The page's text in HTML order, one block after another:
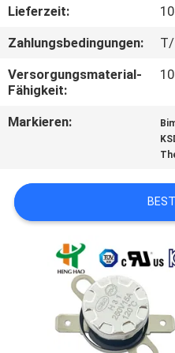
KONTAKT
NACHRICHTEN
ALLE
FÄLLE
SITEMAP
PRIVACY
POLICY
Lieferzeit:
Zahlungsbedingungen:
Versorgungsmaterial-
Fähigkeit:
Markieren: